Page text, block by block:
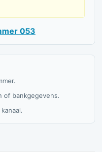
053
of bankgegevens.